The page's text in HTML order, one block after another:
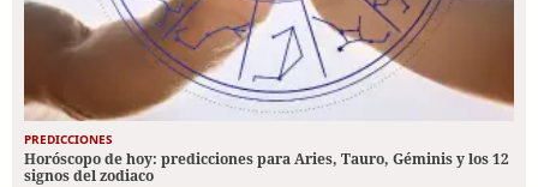
PREDICCIONES
Horóscopo de hoy: predicciones para Aries, Tauro, Géminis y los 12
signos del zodiaco